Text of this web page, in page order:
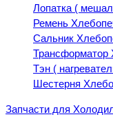
Лопатка (
Ремень
Сальник
Трансформатор
Тэн (
Шестерня
Запчасти для